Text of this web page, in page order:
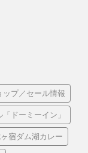
ップ／セール情報
ドーミーイン」
宿ダム湖カレー